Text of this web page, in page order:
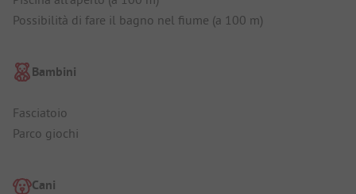
Possibilità di fare il bagno nel fiume (a 100 m)
Bambini
Fasciatoio
Parco giochi
Cani